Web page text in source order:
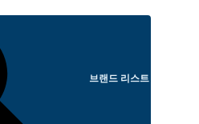
브랜드 리스트